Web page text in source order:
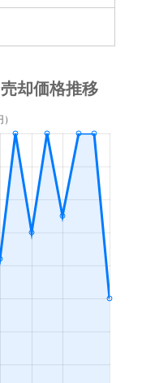
あいの里教育大
あいの里教育大
あいの里公園
麻生
札幌(ＪＲ)